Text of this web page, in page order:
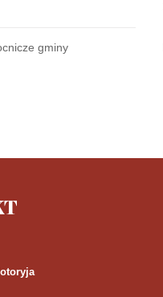
gminy